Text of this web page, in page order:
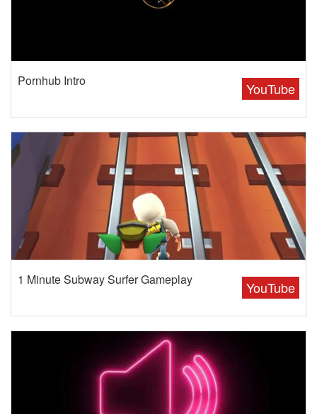
YouTube
Pornhub Intro
YouTube
1 Minute Subway Surfer Gameplay